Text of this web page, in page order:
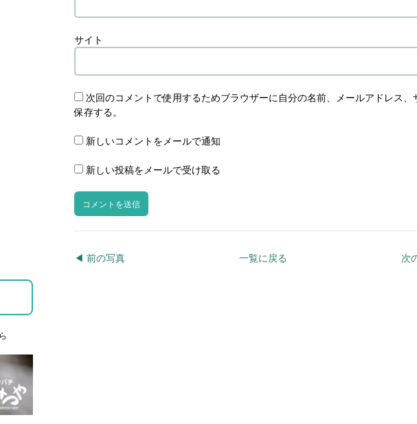
サイト
次回のコメントで使用するためブラウザーに自分の名前、メールアドレス、
保存する。
新しいコメントをメールで通知
新しい投稿をメールで受け取る
◀︎ 前の写真 次
一覧に戻る